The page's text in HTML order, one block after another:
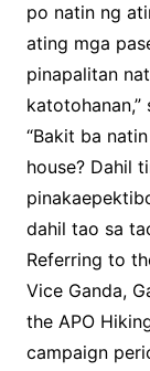
po natin ng
ating mga
pinapalitan
katotohanan,”
“Bakit ba
house? Dahil
dahil tao sa
Referring to
Vice Ganda,
the APO
campaign